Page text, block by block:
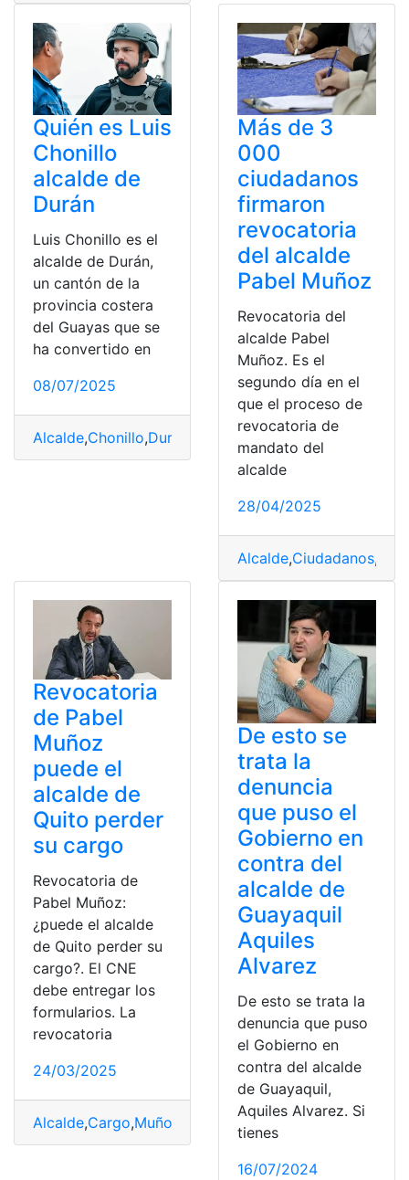
Quién es Luis
Chonillo
alcalde de
Durán
Luis Chonillo es el
alcalde de Durán,
un cantón de la
provincia costera
del Guayas que se
ha convertido en
08/07/2025
Alcalde,Chonillo,Durán
Más de 3
000
ciudadanos
firmaron
revocatoria
del alcalde
Pabel Muñoz
Revocatoria del
alcalde Pabel
Muñoz. Es el
segundo día en el
que el proceso de
revocatoria de
mandato del
alcalde
28/04/2025
Alcalde,Ciudadanos,
Revocatoria
de Pabel
Muñoz
puede el
alcalde de
Quito perder
su cargo
Revocatoria de
Pabel Muñoz:
¿puede el alcalde
de Quito perder su
cargo?. El CNE
debe entregar los
formularios. La
revocatoria
24/03/2025
Alcalde,Cargo,Muñoz Perder,Quito ,revocatoria
De esto se
trata la
denuncia
que puso el
Gobierno en
contra del
alcalde de
Guayaquil
Aquiles
Alvarez
De esto se trata la
denuncia que puso
el Gobierno en
contra del alcalde
de Guayaquil,
Aquiles Alvarez. Si
tienes
16/07/2024